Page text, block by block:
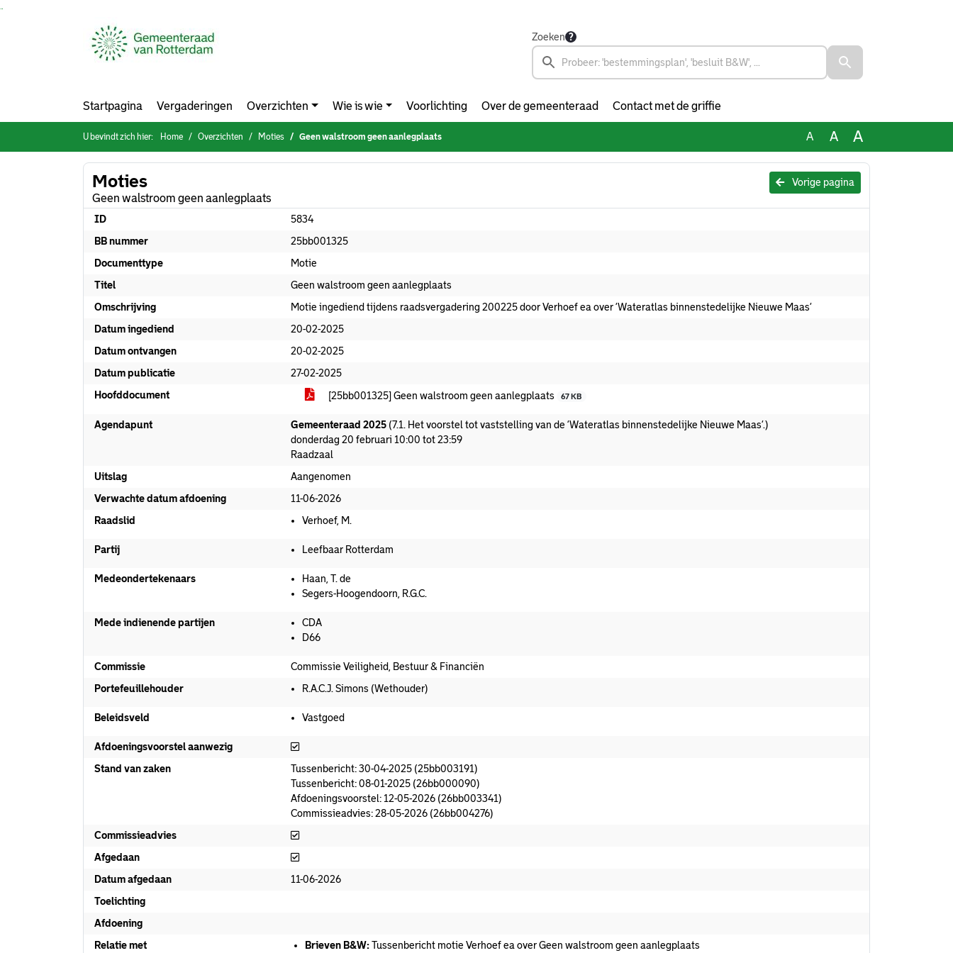
Zoeken
Startpagina Vergaderingen Overzichten Wie is wie Voorlichting Over de gemeenteraad Contact met de griffie
U bevindt zich hier: Home Overzichten Moties Geen walstroom geen aanlegplaats A A A
Vorige pagina
Moties
Geen walstroom geen aanlegplaats
ID
5834
BB nummer
25bb001325
Documenttype
Motie
Titel
Geen walstroom geen aanlegplaats
Omschrijving
Motie ingediend tijdens raadsvergadering 200225 door Verhoef ea over ‘Wateratlas binnenstedelijke Nieuwe Maas’
Datum ingediend
20-02-2025
Datum ontvangen
20-02-2025
Datum publicatie
27-02-2025
Hoofddocument
[25bb001325] Geen walstroom geen aanlegplaats 67 KB
Agendapunt Gemeenteraad 2025 (7.1. Het voorstel tot vaststelling van de ‘Wateratlas binnenstedelijke Nieuwe Maas’.)
donderdag 20 februari 10:00 tot 23:59
Raadzaal
Uitslag
Aangenomen
Verwachte datum afdoening
11-06-2026
Raadslid
Verhoef, M.
Partij Leefbaar Rotterdam
Medeondertekenaars
Haan, T. de
Segers-Hoogendoorn, R.G.C.
Mede indienende partijen
CDA
D66
Commissie
Commissie Veiligheid, Bestuur & Financiën
Portefeuillehouder
R.A.C.J. Simons (Wethouder)
Beleidsveld Vastgoed
Afdoeningsvoorstel aanwezig
Afdoeningsvoorstel aanwezig
Stand van zaken
Tussenbericht: 30-04-2025 (25bb003191)
Tussenbericht: 08-01-2025 (26bb000090)
Afdoeningsvoorstel: 12-05-2026 (26bb003341)
Commissieadvies: 28-05-2026 (26bb004276)
Commissieadvies
Commissieadvies
Afgedaan
Afgedaan
Datum afgedaan
11-06-2026
Toelichting
Afdoening
Relatie met
Brieven B&W:Tussenbericht motie Verhoef ea over Geen walstroom geen aanlegplaats